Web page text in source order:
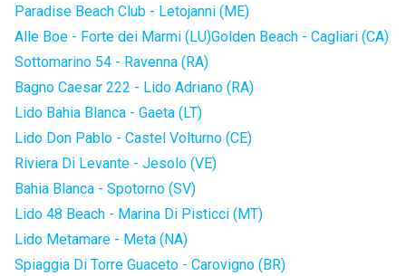
Paradise Beach Club - Letojanni (ME)
Alle Boe - Forte dei Marmi (LU)Golden Beach - Cagliari (CA)
Sottomarino 54 - Ravenna (RA)
Bagno Caesar 222 - Lido Adriano (RA)
Lido Bahia Blanca - Gaeta (LT)
Lido Don Pablo - Castel Volturno (CE)
Riviera Di Levante - Jesolo (VE)
Bahia Blanca - Spotorno (SV)
Lido 48 Beach - Marina Di Pisticci (MT)
Lido Metamare - Meta (NA)
Spiaggia Di Torre Guaceto - Carovigno (BR)